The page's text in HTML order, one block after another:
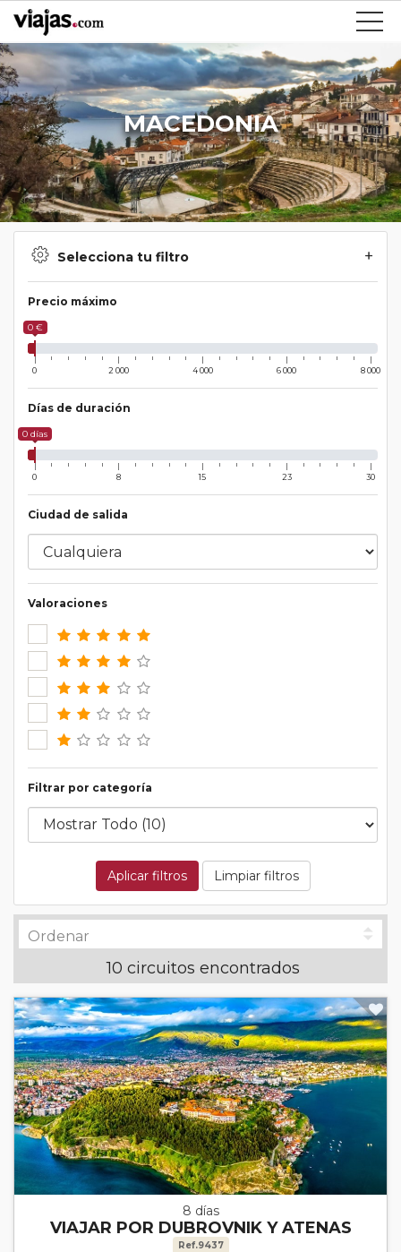
MACEDONIA
Selecciona tu filtro
Precio máximo
0 €
0 2 000 4 000 6 000 8 000
Días de duración
0 días
0 8 15 23 30
Ciudad de salida
Valoraciones
Filtrar por categoría
Aplicar filtros Limpiar filtros
10 circuitos encontrados
8 días
VIAJAR POR DUBROVNIK Y ATENAS
Ref.9437